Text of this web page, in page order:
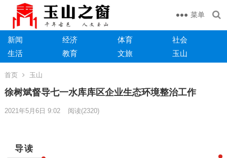
菜单
新闻 经济 体育
社会
生活
教育 文旅 玉山
首页 玉山
徐树斌督导七一水库库区企业生态环境整治工作
2021年5月6日 9:02 阅读(2320)
导读